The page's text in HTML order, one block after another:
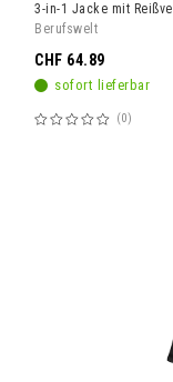
3-in-1 Jacke mit
Berufswelt
sofort lieferbar
Bewertung:
0
CHF 64.89